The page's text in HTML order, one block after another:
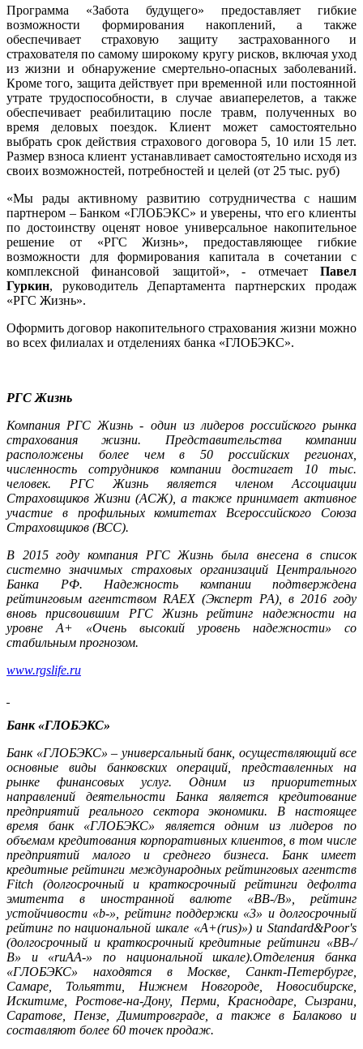
Программа «Забота будущего» предоставляет гибкие
возможности формирования накоплений, а также
обеспечивает страховую защиту застрахованного и
страхователя по самому широкому кругу рисков, включая уход
из жизни и обнаружение смертельно-опасных заболеваний.
Кроме того, защита действует при временной или постоянной
утрате трудоспособности, в случае авиаперелетов, а также
обеспечивает реабилитацию после травм, полученных во
время деловых поездок. Клиент может самостоятельно
выбрать срок действия страхового договора 5, 10 или 15 лет.
Размер взноса клиент устанавливает самостоятельно исходя из
своих возможностей, потребностей и целей (от 25 тыс. руб)
«Мы рады активному развитию сотрудничества с нашим
партнером – Банком «ГЛОБЭКС» и уверены, что его клиенты
по достоинству оценят новое универсальное накопительное
решение от «РГС Жизнь», предоставляющее гибкие
возможности для формирования капитала в сочетании с
комплексной финансовой защитой», - отмечает Павел
Гуркин, руководитель Департамента партнерских продаж
«РГС Жизнь».
Оформить договор накопительного страхования жизни можно
во всех филиалах и отделениях банка «ГЛОБЭКС».
РГС Жизнь
Компания РГС Жизнь - один из лидеров российского рынка
страхования жизни. Представительства компании
расположены более чем в 50 российских регионах,
численность сотрудников компании достигает 10 тыс.
человек. РГС Жизнь является членом Ассоциации
Страховщиков Жизни (АСЖ), а также принимает активное
участие в профильных комитетах Всероссийского Союза
Страховщиков (ВСС).
В 2015 году компания РГС Жизнь была внесена в список
системно значимых страховых организаций Центрального
Банка РФ. Надежность компании подтверждена
рейтинговым агентством RAEX (Эксперт РА), в 2016 году
вновь присвоившим РГС Жизнь рейтинг надежности на
уровне A+ «Очень высокий уровень надежности» со
стабильным прогнозом.
www.rgslife.ru
Банк «ГЛОБЭКС»
Банк «ГЛОБЭКС» – универсальный банк, осуществляющий все
основные виды банковских операций, представленных на
рынке финансовых услуг. Одним из приоритетных
направлений деятельности Банка является кредитование
предприятий реального сектора экономики. В настоящее
время банк «ГЛОБЭКС» является одним из лидеров по
объемам кредитования корпоративных клиентов, в том числе
предприятий малого и среднего бизнеса. Банк имеет
кредитные рейтинги международных рейтинговых агентств
Fitch (долгосрочный и краткосрочный рейтинги дефолта
эмитента в иностранной валюте «BB-/B», рейтинг
устойчивости «b-», рейтинг поддержки «3» и долгосрочный
рейтинг по национальной шкале «A+(rus)») и Standard&Poor's
(долгосрочный и краткосрочный кредитные рейтинги «BB-/
B» и «ruAA-» по национальной шкале).Отделения банка
«ГЛОБЭКС» находятся в Москве, Санкт-Петербурге,
Самаре, Тольятти, Нижнем Новгороде, Новосибирске,
Искитиме, Ростове-на-Дону, Перми, Краснодаре, Сызрани,
Саратове, Пензе, Димитровграде, а также в Балаково и
составляют более 60 точек продаж.